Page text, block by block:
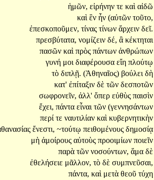
ἡμῶν, εἰρήνην τε καὶ αἰδῶ
καὶ ἓν ἦν (αὐτῶν τοῦτο,
ἐπεσκοποῦμεν, τίνας τίνων ἄρχειν δεῖ.
πρεσβύτατα, νομίζειν δέ, ἃ κέκτηται
πασῶν καὶ πρὸς πάντων ἀνθρώπων
γυνή μοι διαφέρουσα εἴη πλούτῳ
τὸ διπλῇ. (Ἀθηναῖος) βούλει δὴ
κατ' ἐπίταξιν δὲ τῶν δεσποτῶν
σωφρονεῖν, ἀλλ' ὅπερ εὐθὺς παισὶν
ἔχει, πάντα εἶναι τῶν (γεννησάντων
περί τε ναυτιλίαν καὶ κυβερνητικὴν
ἔνεστι, ~τούτῳ πειθομένους δημοσίᾳ
μὴ ἀμοίρους αὐτοὺς προοιμίων ποιεῖν
παρὰ τῶν νοσούντων, ἅμα δὲ
ἐθελήσειε μᾶλλον, τὸ δὲ συμπνεῦσαι,
πάντα, καὶ μετὰ θεοῦ τύχη